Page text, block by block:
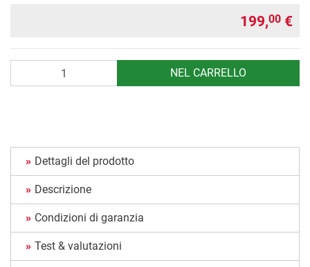
199,00 €
NEL CARRELLO
Dettagli del prodotto
Descrizione
Condizioni di garanzia
Test & valutazioni